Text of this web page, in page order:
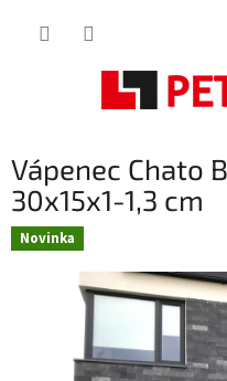
Vápenec Chato
30x15x1-1,3 cm
Novinka